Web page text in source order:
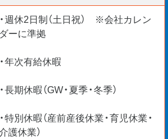
士
士
士
技士
・週休2日制（土日祝） ※会社カレン
ダーに準拠
・年次有給休暇
・長期休暇（GW・夏季・冬季）
・特別休暇（産前産後休業・育児休業・
護休業）